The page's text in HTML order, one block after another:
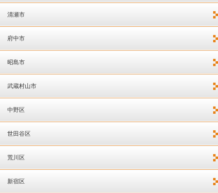
清瀬市
府中市
昭島市
武蔵村山市
中野区
世田谷区
荒川区
新宿区